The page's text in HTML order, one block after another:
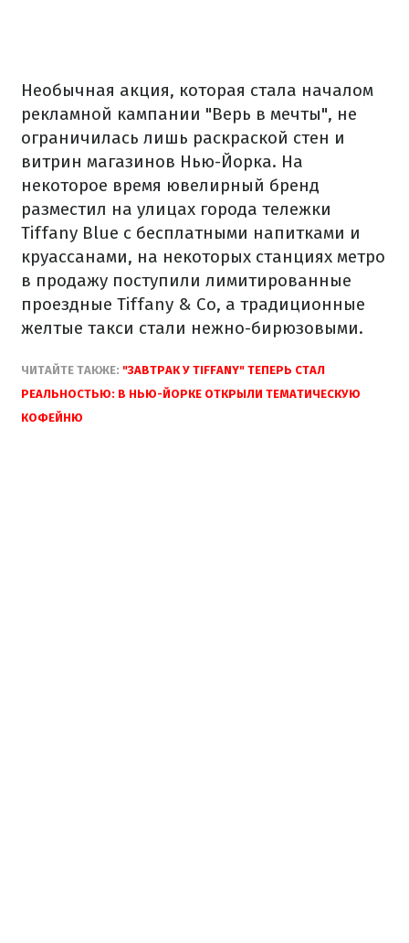
Необычная акция, которая стала началом
рекламной кампании "Верь в мечты", не
ограничилась лишь раскраской стен и
витрин магазинов Нью-Йорка. На
некоторое время ювелирный бренд
разместил на улицах города тележки
Tiffany Blue с бесплатными напитками и
круассанами, на некоторых станциях метро
в продажу поступили лимитированные
проездные Tiffany & Co, а традиционные
желтые такси стали нежно-бирюзовыми.
ЧИТАЙТЕ ТАКЖЕ: "ЗАВТРАК У TIFFANY" ТЕПЕРЬ СТАЛ
РЕАЛЬНОСТЬЮ: В НЬЮ-ЙОРКЕ ОТКРЫЛИ ТЕМАТИЧЕСКУЮ
КОФЕЙНЮ